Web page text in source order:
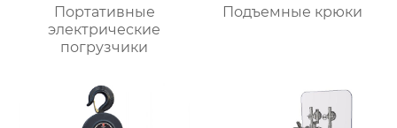
Портативные
электрические
погрузчики
Подъемные крюки